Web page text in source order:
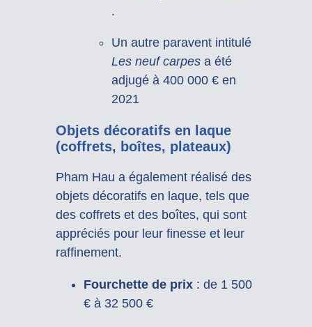
.
Un autre paravent intitulé
Les neuf carpesa été
adjugé à 400 000 € en
2021
Objets décoratifs en laque
(coffrets, boîtes, plateaux)
Pham Hau a également réalisé des
objets décoratifs en laque, tels que
des coffrets et des boîtes, qui sont
appréciés pour leur finesse et leur
raffinement.
Fourchette de prix: de 1 500
€ à 32 500 €